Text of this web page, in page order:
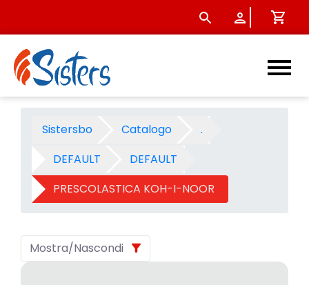
PRESCOLASTICA KOH-I-
Sistersbo Catalogo
.
DEFAULT
DEFAULT
PRESCOLASTICA KOH-I-NOOR
Mostra/Nascondi